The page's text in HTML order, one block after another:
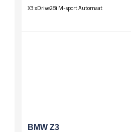
X3 xDrive28i M-sport Automaat
BMW Z3